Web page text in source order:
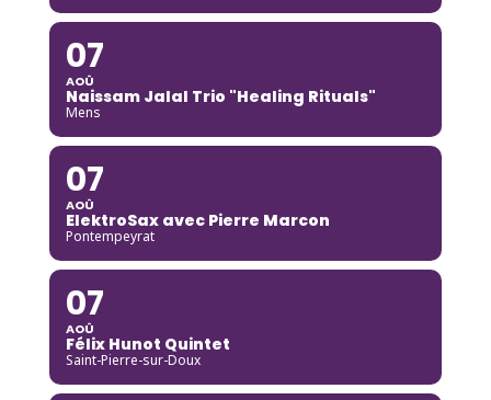
07
AOÛ
Naissam Jalal Trio "Healing Rituals"
Mens
07
AOÛ
ElektroSax avec Pierre Marcon
Pontempeyrat
07
AOÛ
Félix Hunot Quintet
Saint-Pierre-sur-Doux